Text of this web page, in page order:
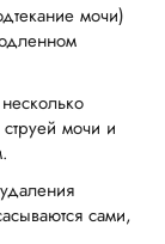
мочи)
мочи и
сами,